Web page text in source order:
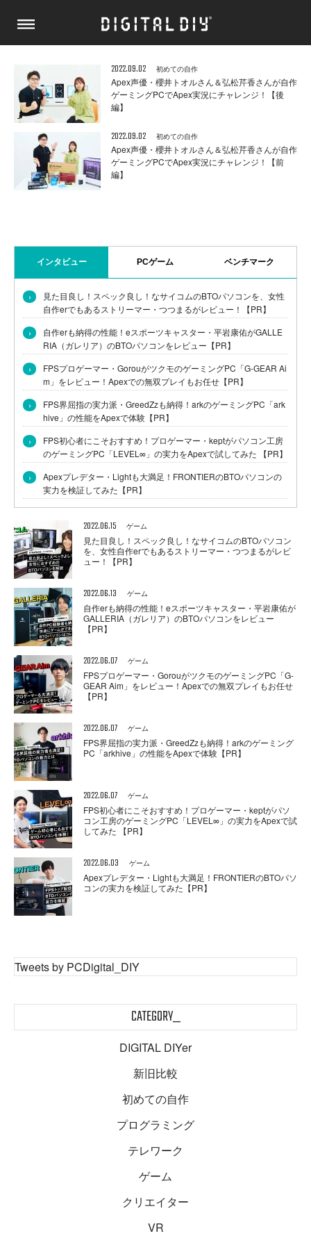
2022.09.02 初めての自作
Apex声優・櫻井トオルさん＆弘松芹香さんが自作
ゲーミングPCでApex実況にチャレンジ！【後
編】
2022.09.02 初めての自作
Apex声優・櫻井トオルさん＆弘松芹香さんが自作
ゲーミングPCでApex実況にチャレンジ！【前
編】
インタビュー PCゲーム ベンチマーク
›
見た目良し！スペック良し！なサイコムのBTOパソコンを、女性
自作erでもあるストリーマー・つつまるがレビュー！【PR】
›
自作erも納得の性能！eスポーツキャスター・平岩康佑がGALLE
RIA（ガレリア）のBTOパソコンをレビュー【PR】
›
FPSプロゲーマー・GorouがツクモのゲーミングPC「G-GEAR Ai
m」をレビュー！Apexでの無双プレイもお任せ【PR】
›
FPS界屈指の実力派・GreedZzも納得！arkのゲーミングPC「ark
hive」の性能をApexで体験【PR】
›
FPS初心者にこそおすすめ！プロゲーマー・keptがパソコン工房
のゲーミングPC「LEVEL∞」の実力をApexで試してみた 【PR】
›
Apexプレデター・Lightも大満足！FRONTIERのBTOパソコンの
実力を検証してみた【PR】
2022.06.15 ゲーム
見た目良し！スペック良し！なサイコムのBTOパソコン
を、女性自作erでもあるストリーマー・つつまるがレビ
ュー！【PR】
2022.06.13 ゲーム
自作erも納得の性能！eスポーツキャスター・平岩康佑が
GALLERIA（ガレリア）のBTOパソコンをレビュー
【PR】
2022.06.07 ゲーム
FPSプロゲーマー・GorouがツクモのゲーミングPC「G-
GEAR Aim」をレビュー！Apexでの無双プレイもお任せ
【PR】
2022.06.07 ゲーム
FPS界屈指の実力派・GreedZzも納得！arkのゲーミング
PC「arkhive」の性能をApexで体験【PR】
2022.06.07 ゲーム
FPS初心者にこそおすすめ！プロゲーマー・keptがパソ
コン工房のゲーミングPC「LEVEL∞」の実力をApexで試
してみた 【PR】
2022.06.03 ゲーム
Apexプレデター・Lightも大満足！FRONTIERのBTOパソ
コンの実力を検証してみた【PR】
Tweets by PCDigital_DIY
CATEGORY_
DIGITAL DIYer
新旧比較
初めての自作
プログラミング
テレワーク
ゲーム
クリエイター
VR